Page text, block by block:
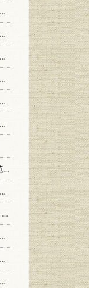
《旅游饭店管理实务 成都西藏饭店管理服务规范》
1996 成都：四川